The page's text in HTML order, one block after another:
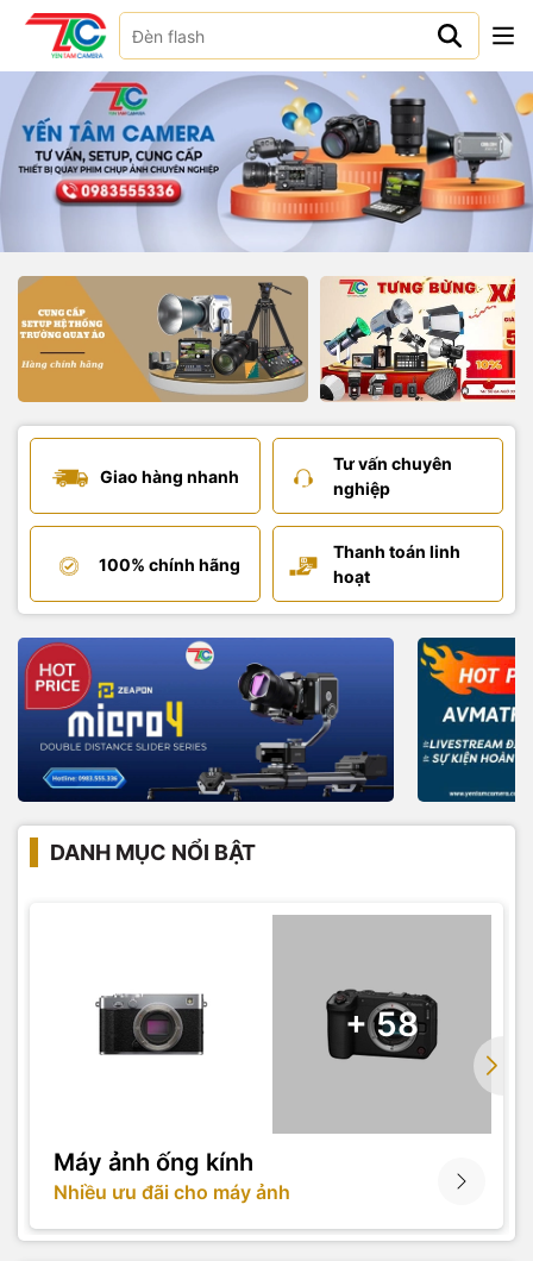
Giao hàng nhanh
Tư vấn chuyên
nghiệp
100% chính hãng
Thanh toán linh
hoạt
DANH MỤC NỔI BẬT
+ 58
Máy ảnh ống kính
Nhiều ưu đãi cho máy ảnh